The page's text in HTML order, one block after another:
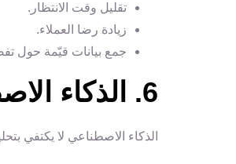
تقليل وقت الانتظار.
زيادة رضا العملاء.
جمع بيانات قيّمة حول
6. الذكاء الاصطناعي والتحويلات (AI for Conversions)
الذكاء الاصطناعي لا يكتفي